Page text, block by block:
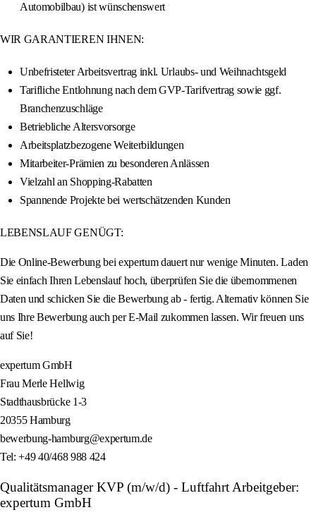
Automobilbau) ist wünschenswert
WIR GARANTIEREN IHNEN:
Unbefristeter Arbeitsvertrag inkl. Urlaubs- und Weihnachtsgeld
Tarifliche Entlohnung nach dem GVP-Tarifvertrag sowie ggf.
Branchenzuschläge
Betriebliche Altersvorsorge
Arbeitsplatzbezogene Weiterbildungen
Mitarbeiter-Prämien zu besonderen Anlässen
Vielzahl an Shopping-Rabatten
Spannende Projekte bei wertschätzenden Kunden
LEBENSLAUF GENÜGT:
Die Online-Bewerbung bei expertum dauert nur wenige Minuten. Laden
Sie einfach Ihren Lebenslauf hoch, überprüfen Sie die übernommenen
Daten und schicken Sie die Bewerbung ab - fertig. Alternativ können Sie
uns Ihre Bewerbung auch per E-Mail zukommen lassen. Wir freuen uns
auf Sie!
expertum GmbH
Frau Merle Hellwig
Stadthausbrücke 1-3
20355 Hamburg
bewerbung-hamburg@expertum.de
Tel: +49 40/468 988 424
Qualitätsmanager KVP (m/w/d) - Luftfahrt Arbeitgeber:
expertum GmbH